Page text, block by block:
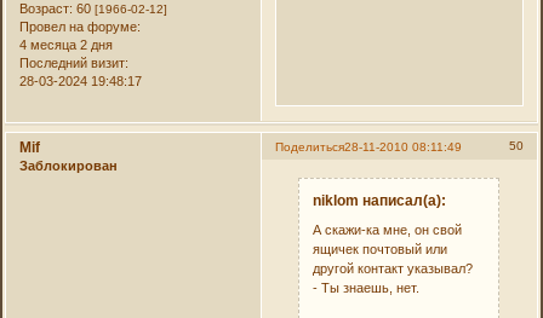
Возраст: 60[1966-02-12]
Провел на форуме:
4 месяца 2 дня
Последний визит:
28-03-2024 19:48:17
Поделиться 50
28-11-2010 08:11:49
Mif
Заблокирован
niklom написал(а):
А скажи-ка мне, он свой
ящичек почтовый или
другой контакт указывал?
- Ты знаешь, нет.